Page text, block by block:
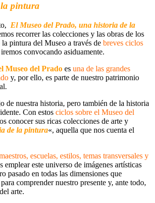
pintura
El Museo del Prado, una historia de la
recorrer las colecciones y las obras de los
la pintura del Museo a través de breves ciclos
convocando asiduamente.
Museo del Prado es una de las grandes
y, por ello, es parte de nuestro patrimonio
de nuestra historia, pero también de la historia
. Con estos ciclos sobre el Museo del
conocer sus ricas colecciones de arte y
de la pintura«, aquella que nos cuenta el
escuelas, estilos, temas transversales y
emplear este universo de imágenes artísticas
pasado en todas las dimensiones que
para comprender nuestro presente y, ante todo,
arte.